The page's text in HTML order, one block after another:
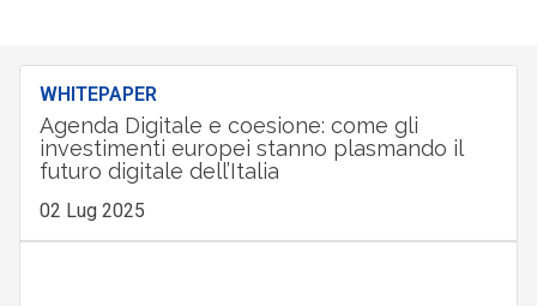
WHITEPAPER
Agenda Digitale e coesione: come gli
investimenti europei stanno plasmando il
futuro digitale dell’Italia
02 Lug 2025